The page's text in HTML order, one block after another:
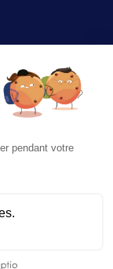
nous ?
pendant votre